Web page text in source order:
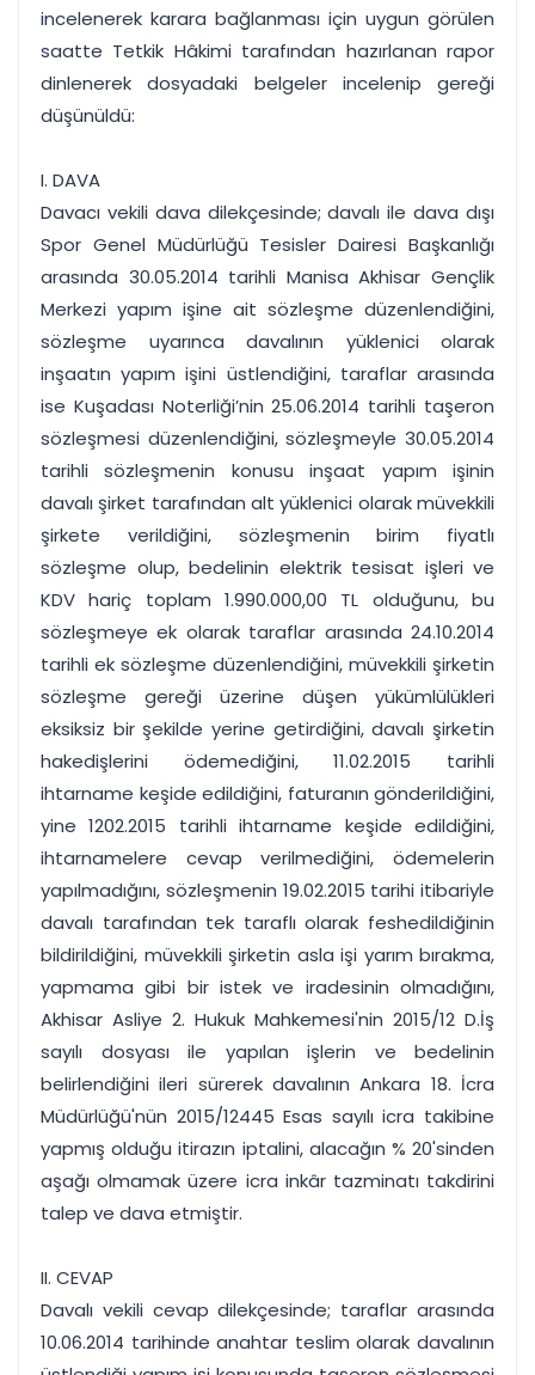
incelenerek karara bağlanması için uygun görülen
saatte Tetkik Hâkimi tarafından hazırlanan rapor
dinlenerek dosyadaki belgeler incelenip gereği
düşünüldü:
I. DAVA
Davacı vekili dava dilekçesinde; davalı ile dava dışı
Spor Genel Müdürlüğü Tesisler Dairesi Başkanlığı
arasında 30.05.2014 tarihli Manisa Akhisar Gençlik
Merkezi yapım işine ait sözleşme düzenlendiğini,
sözleşme uyarınca davalının yüklenici olarak
inşaatın yapım işini üstlendiğini, taraflar arasında
ise Kuşadası Noterliği’nin 25.06.2014 tarihli taşeron
sözleşmesi düzenlendiğini, sözleşmeyle 30.05.2014
tarihli sözleşmenin konusu inşaat yapım işinin
davalı şirket tarafından alt yüklenici olarak müvekkili
şirkete verildiğini, sözleşmenin birim fiyatlı
sözleşme olup, bedelinin elektrik tesisat işleri ve
KDV hariç toplam 1.990.000,00 TL olduğunu, bu
sözleşmeye ek olarak taraflar arasında 24.10.2014
tarihli ek sözleşme düzenlendiğini, müvekkili şirketin
sözleşme gereği üzerine düşen yükümlülükleri
eksiksiz bir şekilde yerine getirdiğini, davalı şirketin
hakedişlerini ödemediğini, 11.02.2015 tarihli
ihtarname keşide edildiğini, faturanın gönderildiğini,
yine 1202.2015 tarihli ihtarname keşide edildiğini,
ihtarnamelere cevap verilmediğini, ödemelerin
yapılmadığını, sözleşmenin 19.02.2015 tarihi itibariyle
davalı tarafından tek taraflı olarak feshedildiğinin
bildirildiğini, müvekkili şirketin asla işi yarım bırakma,
yapmama gibi bir istek ve iradesinin olmadığını,
Akhisar Asliye 2. Hukuk Mahkemesi'nin 2015/12 D.İş
sayılı dosyası ile yapılan işlerin ve bedelinin
belirlendiğini ileri sürerek davalının Ankara 18. İcra
Müdürlüğü'nün 2015/12445 Esas sayılı icra takibine
yapmış olduğu itirazın iptalini, alacağın % 20'sinden
aşağı olmamak üzere icra inkâr tazminatı takdirini
talep ve dava etmiştir.
II. CEVAP
Davalı vekili cevap dilekçesinde; taraflar arasında
10.06.2014 tarihinde anahtar teslim olarak davalının